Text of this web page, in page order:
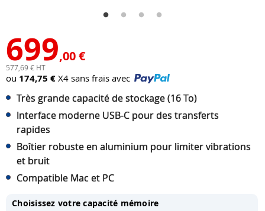
699,00 €
577,69 € HT
ou 174,75 € X4 sans frais avec
Très grande capacité de stockage (16 To)
Interface moderne USB-C pour des transferts
rapides
Boîtier robuste en aluminium pour limiter vibrations
et bruit
Compatible Mac et PC
Choisissez votre capacité mémoire